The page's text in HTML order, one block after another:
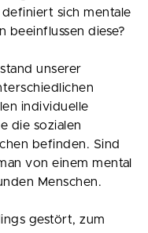
sich mentale
beeinflussen diese?
unserer
individuelle
die sozialen
befinden. Sind
von einem mental
Menschen.
gestört, zum